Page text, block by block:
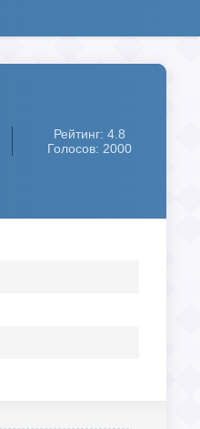
Рейтинг: 4.8
Голосов: 2000